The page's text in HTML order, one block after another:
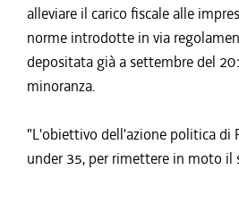
alleviare il carico fiscale alle
norme introdotte in via
depositata già a settembre del
minoranza.
"L'obiettivo dell'azione politica di
under 35, per rimettere in moto il